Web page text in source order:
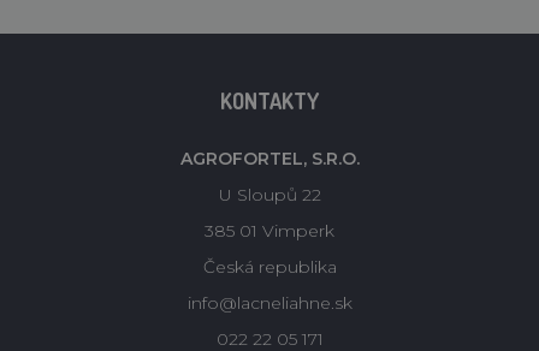
KONTAKTY
AGROFORTEL, S.R.O.
U Sloupů 22
385 01 Vimperk
Česká republika
info@lacneliahne.sk
022 22 05 171